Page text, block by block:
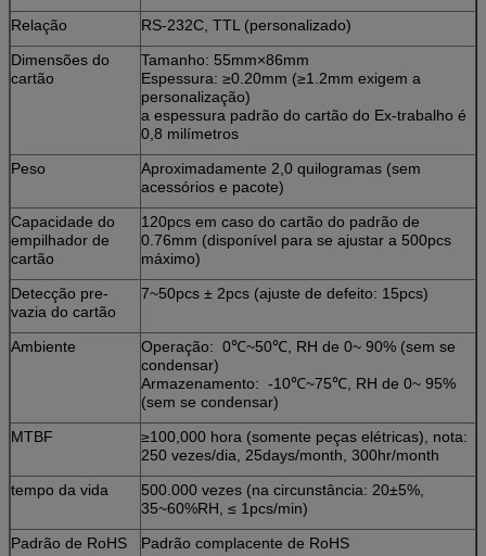
Relação
RS-232C, TTL (personalizado)
Dimensões do
cartão
Tamanho: 55mm×86mm
Espessura: ≥0.20mm (≥1.2mm exigem a
personalização)
a espessura padrão do cartão do Ex-trabalho é
0,8 milímetros
Peso
Aproximadamente 2,0 quilogramas (sem
acessórios e pacote)
Capacidade do
empilhador de
cartão
120pcs em caso do cartão do padrão de
0.76mm (disponível para se ajustar a 500pcs
máximo)
Detecção pre-
vazia do cartão
7~50pcs ± 2pcs (ajuste de defeito: 15pcs)
Ambiente
Operação: 0℃~50℃, RH de 0~ 90% (sem se
condensar)
Armazenamento: -10℃~75℃, RH de 0~ 95%
(sem se condensar)
MTBF
≥100,000 hora (somente peças elétricas), nota:
250 vezes/dia, 25days/month, 300hr/month
tempo da vida
500.000 vezes (na circunstância: 20±5%,
35~60%RH, ≤ 1pcs/min)
Padrão de RoHS
Padrão complacente de RoHS